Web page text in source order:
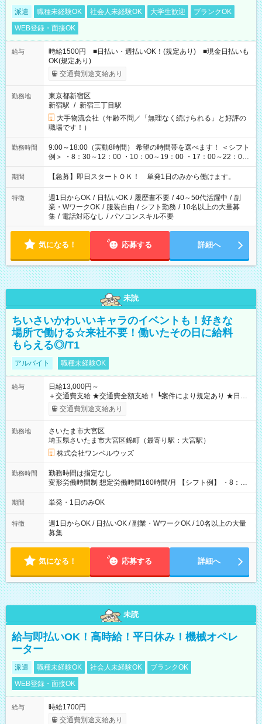
派遣 職種未経験OK 社会人未経験OK 大学生歓迎
ブランクOK
WEB登録・面接OK
給与
時給1500円 ■日払い・週払いOK！(規定あり) ■現金日払いも
OK(規定あり)
交通費別途支給あり
勤務地
東京都新宿区
新宿駅 / 新宿三丁目駅
大手物流会社（年齢不問／「無理なく続けられる」と好評の
職場です！）
勤務時間
9:00～18:00（実動8時間） 希望の時間帯を選べます！ ＜シフト
例＞ ・8：30～12：00 ・10：00～19：00 ・17：00～22：00
・13：00～22：00 ・22：00～翌6：00 など
期間 【急募】即日スタートＯＫ！ 単発1日のみから働けます。
特徴 週1日からOK / 日払いOK / 履歴書不要 / 40～50代活躍中 / 副
業・WワークOK / 服装自由 / シフト勤務 / 10名以上の大量募
集 / 電話対応なし / パソコンスキル不要
気になる！ 応募する 詳細へ
未読
ちいさいかわいいキャラのイベントも！好きな
場所で働ける☆来社不要！働いたその日に給料
もらえる◎/T1
アルバイト 職種未経験OK
給与
日給13,000円～
＋交通費支給 ★交通費全額支給！ ┗案件により規定あり ★日払
いOK！（規定あり） ┗働いたその日に現金GET♪ お仕事後はコ
ンビニATMから 日払い分を引き落とせます！ 【試用期間】試
交通費別途支給あり
勤務地
さいたま市大宮区
埼玉県さいたま市大宮区錦町（最寄り駅：大宮駅）
株式会社ワンベルウッズ
勤務時間
勤務時間は指定なし
変形労働時間制 想定労働時間160時間/月 【シフト例】 ・8：00
～21：00
期間 単発・1日のみOK
特徴
週1日からOK / 日払いOK / 副業・WワークOK / 10名以上の大量
募集
気になる！ 応募する 詳細へ
未読
給与即払いOK！高時給！平日休み！機械オペレ
ーター
派遣 職種未経験OK 社会人未経験OK
ブランクOK
WEB登録・面接OK
給与
時給1700円
交通費別途支給あり